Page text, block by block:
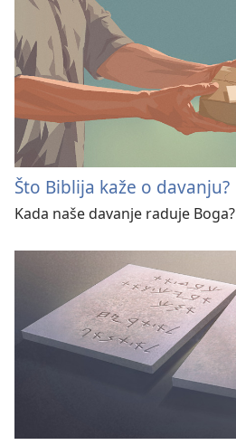
Što Biblija kaže o davanju?
Kada naše davanje raduje Boga?